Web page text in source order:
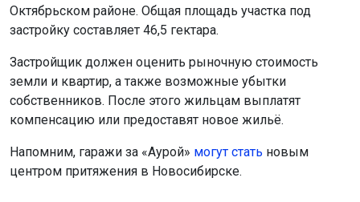
Октябрьском районе. Общая площадь участка под
застройку составляет 46,5 гектара.
Застройщик должен оценить рыночную стоимость
земли и квартир, а также возможные убытки
собственников. После этого жильцам выплатят
компенсацию или предоставят новое жильё.
Напомним, гаражи за «Аурой» могут стать новым
центром притяжения в Новосибирске.